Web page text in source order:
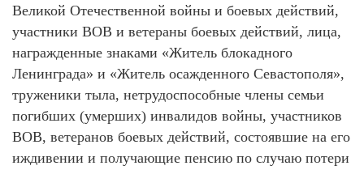
Великой Отечественной войны и боевых действий,
участники ВОВ и ветераны боевых действий, лица,
награжденные знаками «Житель блокадного
Ленинграда» и «Житель осажденного Севастополя»,
труженики тыла, нетрудоспособные члены семьи
погибших (умерших) инвалидов войны, участников
ВОВ, ветеранов боевых действий, состоявшие на его
иждивении и получающие пенсию по случаю потери